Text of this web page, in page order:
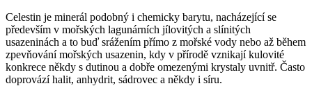
Celestin je minerál podobný i chemicky barytu, nacházející se
především v mořských lagunárních jílovitých a slínitých
usazeninách a to buď srážením přímo z mořské vody nebo až během
zpevňování mořských usazenin, kdy v přírodě vznikají kulovité
konkrece někdy s dutinou a dobře omezenými krystaly uvnitř. Často
doprovází halit, anhydrit, sádrovec a někdy i síru.